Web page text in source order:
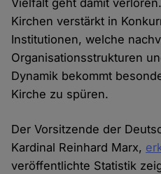
Vielfalt geht damit
Kirchen verstärkt in
Institutionen, welche
Organisationsstrukturen
Dynamik bekommt
Kirche zu spüren.
Der Vorsitzende der
Kardinal Reinhard Marx,
veröffentlichte Statistik